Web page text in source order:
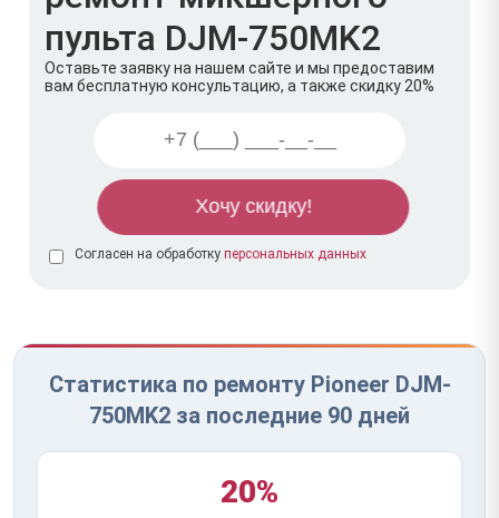
пульта DJM-750MK2
Оставьте заявку на нашем сайте и мы предоставим
вам бесплатную консультацию, а также скидку 20%
Согласен на обработку персональных данных
Статистика по ремонту Pioneer DJM-
750MK2 за последние 90 дней
20%